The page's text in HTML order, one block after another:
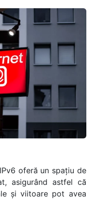
oferă un spațiu de
asigurând astfel că
și viitoare pot avea